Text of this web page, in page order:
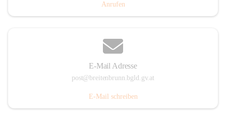
Anrufen
E-Mail Adresse
post@breitenbrunn.bgld.gv.at
E-Mail schreiben